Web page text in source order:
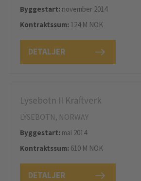
DETALJER
Byggestart: november 2014
Kontraktssum: 124 M NOK
DETALJER
Lysebotn II Kraftverk
LYSEBOTN, NORWAY
Byggestart: mai 2014
Kontraktssum: 610 M NOK